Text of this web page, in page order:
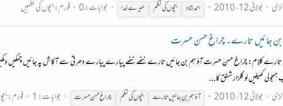
لڑی جولائی 12، 2010 احمد شاد بچوںکینظم میرے خدا جوابات: 0 فورم:بچوں کی نظمیں
بن جائیں تارے۔ چراغ حسن حسرت
تارے کلام: چراغ حسن حسرت آؤ ہم بن جائیں تارے ننھے ننھے پیارے پیارے دھرتی سے آکاش پہ جائیں چمکیں
کھیلیں لو گلزار شفق کا...
لڑی جولائی 12، 2010 آؤ ہم بن جائیں تارے بچوںکینظم چراغ حسن حسرت جوابات: 1 فورم: